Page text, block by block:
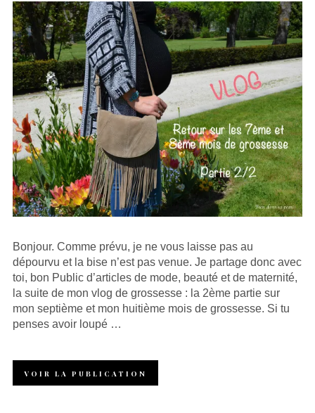
Bonjour. Comme prévu, je ne vous laisse pas au
dépourvu et la bise n’est pas venue. Je partage donc avec
toi, bon Public d’articles de mode, beauté et de maternité,
la suite de mon vlog de grossesse : la 2ème partie sur
mon septième et mon huitième mois de grossesse. Si tu
penses avoir loupé …
VOIR LA PUBLICATION